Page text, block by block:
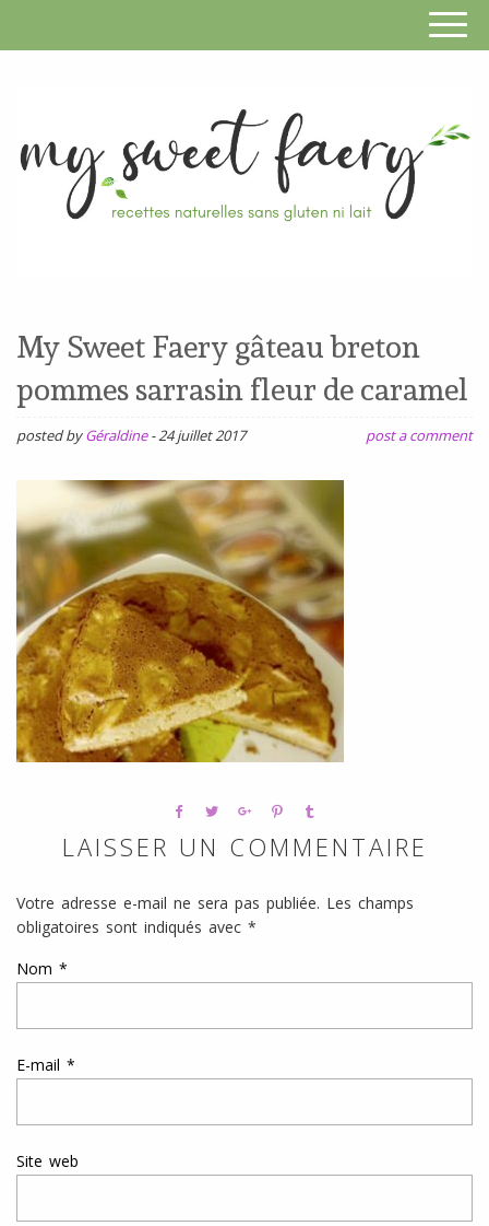
SANS
GLUTEN,
SANS
LAIT,
SANS
ŒUFS
My Sweet Faery gâteau breton
pommes sarrasin fleur de caramel
posted byGéraldine -24 juillet 2017 post a comment
LAISSER UN COMMENTAIRE
Votre adresse e-mail ne sera pas publiée. Les champs
obligatoires sont indiqués avec *
Nom *
E-mail *
Site web